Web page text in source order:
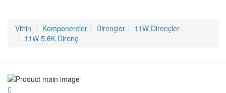
Vitrin Komponentler Dirençler
11W Dirençler
11W 5.6K Direnç